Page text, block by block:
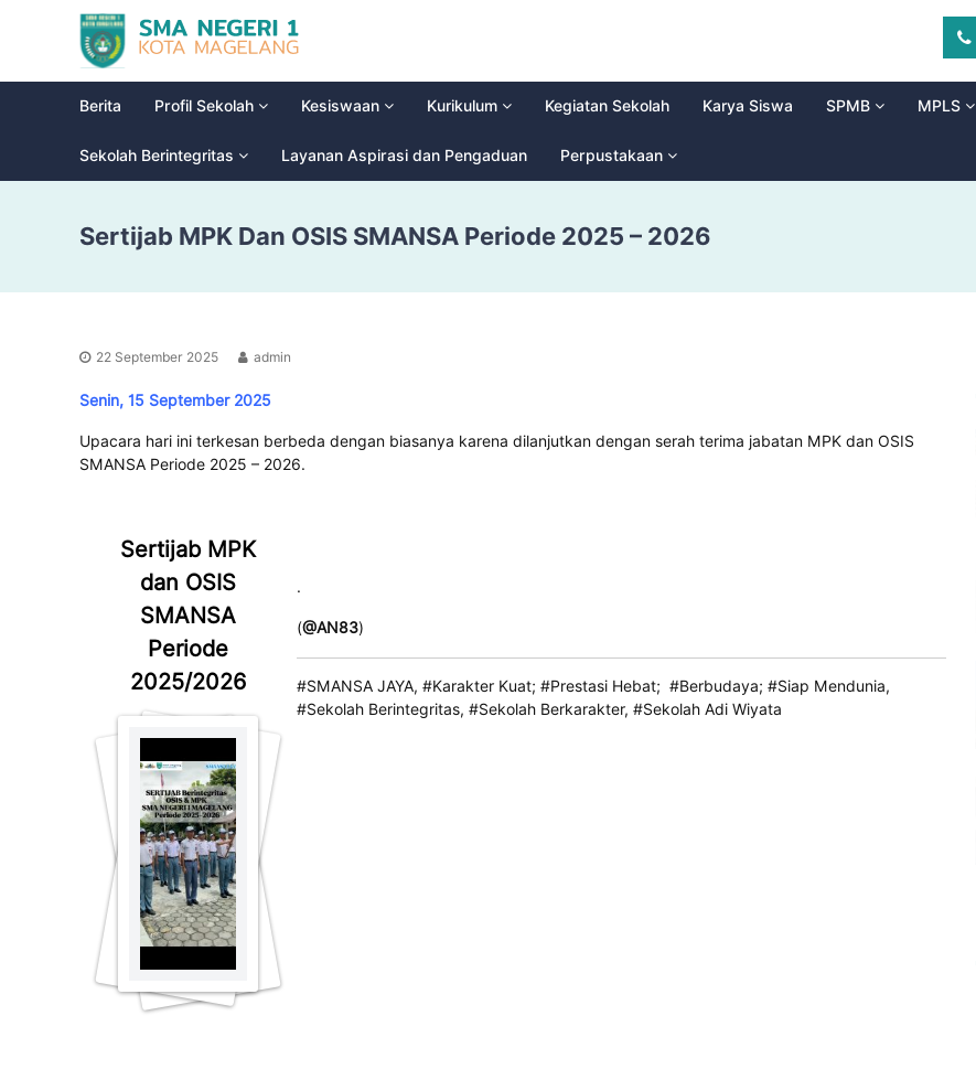
A
N
g
e
i
M
n
i
o
l
i
Berita Profil Sekolah Kesiswaan Kurikulum Kegiatan Sekolah Karya Siswa SPMB MPLS
Sekolah Berintegritas Layanan Aspirasi dan Pengaduan Perpustakaan
Sertijab MPK Dan OSIS SMANSA Periode 2025 – 2026
22 September 2025 admin
Senin, 15 September 2025
Upacara hari ini terkesan berbeda dengan biasanya karena dilanjutkan dengan serah terima jabatan MPK dan OSIS
SMANSA Periode 2025 – 2026.
Sertijab MPK
dan OSIS
SMANSA
Periode
2025/2026
.
(@AN83)
#SMANSA JAYA, #Karakter Kuat; #Prestasi Hebat; #Berbudaya; #Siap Mendunia,
#Sekolah Berintegritas, #Sekolah Berkarakter, #Sekolah Adi Wiyata